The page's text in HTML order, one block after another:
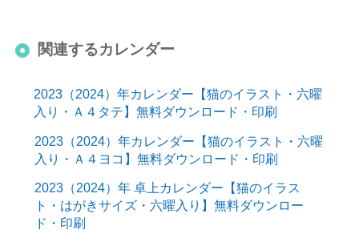
関連するカレンダー
2023（2024）年カレンダー【猫のイラスト・六曜
入り・Ａ４タテ】無料ダウンロード・印刷
2023（2024）年カレンダー【猫のイラスト・六曜
入り・Ａ４ヨコ】無料ダウンロード・印刷
2023（2024）年 卓上カレンダー【猫のイラス
ト・はがきサイズ・六曜入り】無料ダウンロー
ド・印刷